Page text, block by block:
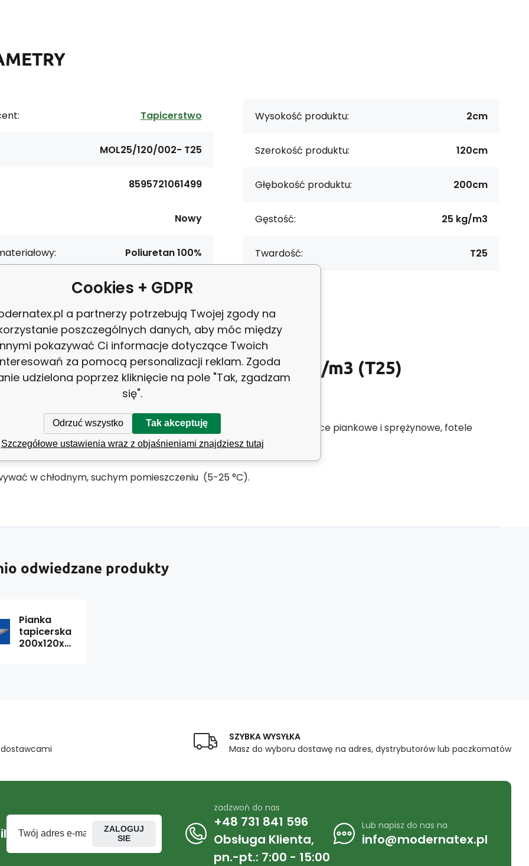
Tapicerstwo
MOL25/120/002- T25
8595721061499
Nowy
Poliuretan 100%
pianka tapicerska
Wysokość produktu: 2cm
Szerokość produktu: 120cm
Głębokość produktu: 200cm
Gęstość: 25 kg/m3
Twardość: T25
Pianka tapicerska 200x120x2cm, 25 kg/m3 (T25)
zastosowanie - produkcja mebli tapicerowanych, dealna na materace piankowe i sprężynowe, fotele
kanap, meble ogrodowe, wyciszenie wnętrz.
w chłodnym, suchym pomieszczeniu (5-25 °C).
odwiedzane produkty
Pianka
tapicerska
200x120x2cm,
SZYBKA WYSYŁKA
Masz do wyboru dostawę na adres, dystrybutorów lub paczkomatów
ZALOGUJ
SIE
zadzwoń do nas
+48 731 841 596
Obsługa Klienta,
pn.-pt.: 7:00 - 15:00
Lub napisz do nas na
info@modernatex.pl
Cookies + GDPR
a partnerzy potrzebują Twojej zgody na
poszczególnych danych, aby móc między
pokazywać Ci informacje dotyczące Twoich
za pomocą personalizacji reklam. Zgoda
udzielona poprzez kliknięcie na pole "Tak, zgadzam
się".
Odrzuć wszystko Tak akceptuję
Szczegółowe ustawienia wraz z objaśnieniami znajdziesz tutaj